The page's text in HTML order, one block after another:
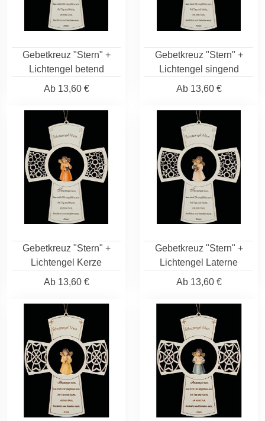
Gebetkreuz "Stern" +
Lichtengel betend
Ab13,60 €
Gebetkreuz "Stern" +
Lichtengel singend
Ab13,60 €
Gebetkreuz "Stern" +
Lichtengel Kerze
Ab13,60 €
Gebetkreuz "Stern" +
Lichtengel Laterne
Ab13,60 €